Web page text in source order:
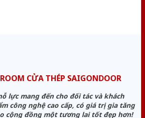
CỬA THÉP SAIGONDOOR
lực mang đến cho đối tác và khách
công nghệ cao cấp, có giá trị gia tăng
cộng đồng một tương lai tốt đẹp hơn!